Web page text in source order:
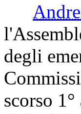
degli
scorso